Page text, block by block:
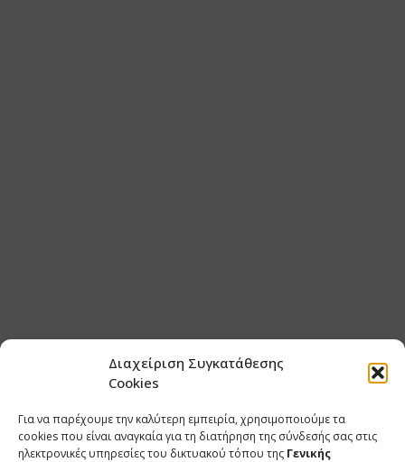
Διαχείριση Συγκατάθεσης
Cookies
Για να παρέχουμε την καλύτερη εμπειρία, χρησιμοποιούμε τα
cookies που είναι αναγκαία για τη διατήρηση της σύνδεσής σας στις
ηλεκτρονικές υπηρεσίες του δικτυακού τόπου της Γενικής